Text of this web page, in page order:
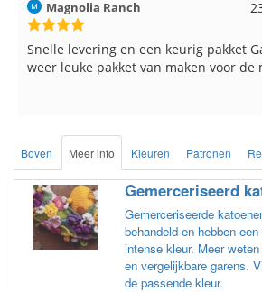
Hilde uit Loyers
Reeds meerdere keren breigaren en
breinaalden besteld, altijd heel
Boven Meer info Kleuren Patronen
Gemerceriseerd
Gemerceriseerde
behandeld en hebben
intense kleur. Meer
en vergelijkbare garens.
de passende kleur.